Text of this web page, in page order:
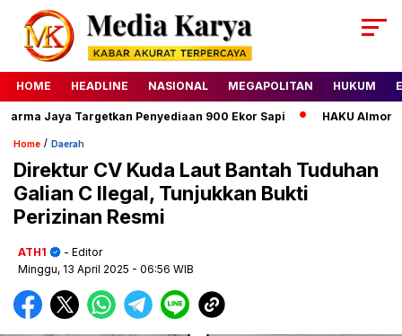
HOME HEADLINE NASIONAL MEGAPOLITAN HUKUM
Jaya Targetkan Penyediaan 900 Ekor Sapi HAKU Almond
Home / Daerah
Direktur CV Kuda Laut Bantah Tuduhan
Galian C Ilegal, Tunjukkan Bukti
Perizinan Resmi
ATH1
- Editor
Minggu, 13 April 2025 - 06:56 WIB